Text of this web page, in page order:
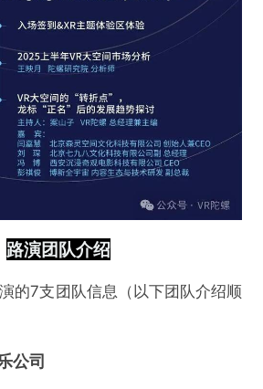
路演团队介绍
的7支团队信息（以下团队介绍顺
公司